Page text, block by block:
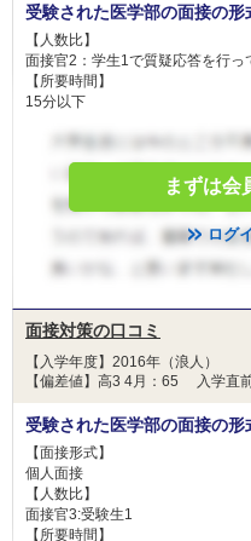
受験された医学部の面接の形
【人数比】
面接官2：学生1で質疑応答を行っ
【所要時間】
15分以下
まずは会
ログ
面接対策の口コミ
【入学年度】2016年（浪人）
【偏差値】高3 4月：65 入学直
受験された医学部の面接の形
【面接形式】
個人面接
【人数比】
面接官3:受験生1
【所要時間】